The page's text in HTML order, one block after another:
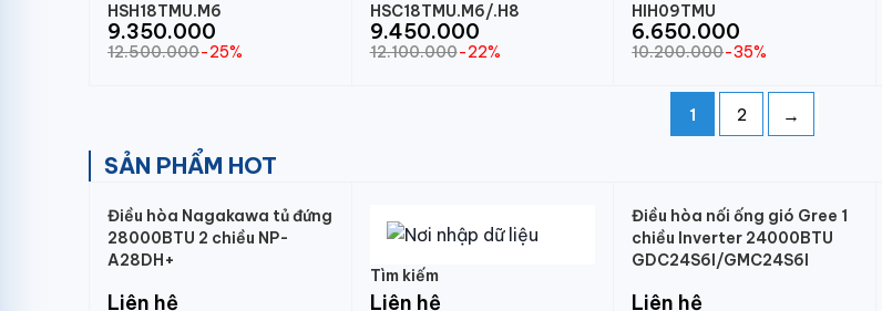
HSH18TMU.M6
9.350.000
12.500.000-25%
HSC18TMU.M6/.H8
9.450.000
12.100.000-22%
HIH09TMU
6.650.000
10.200.000-35%
1 2 →
SẢN PHẨM HOT
Điều hòa Nagakawa tủ đứng
28000BTU 2 chiều NP-
A28DH+
Liên hệ
Tìm kiếm
Liên hệ
Điều hòa nối ống gió Gree 1
chiều Inverter 24000BTU
GDC24S6I/GMC24S6I
Liên hệ